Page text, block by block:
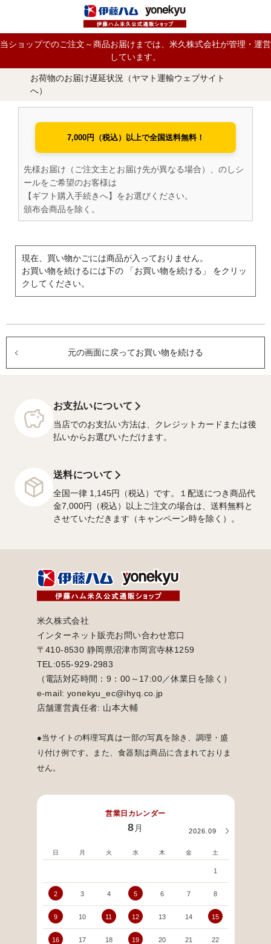
当ショップでのご注文～商品お届けまでは、米久株式会社が管理・運営
しています。
お荷物のお届け遅延状況（ヤマト運輸ウェブサイト
へ）
7,000円（税込）以上で全国送料無料！
先様お届け（ご注文主とお届け先が異なる場合）、のしシ
ールをご希望のお客様は
【ギフト購入手続きへ】をお選びください。
頒布会商品を除く。
現在、買い物かごには商品が入っておりません。
お買い物を続けるには下の 「お買い物を続ける」 をクリッ
クしてください。
元の画面に戻ってお買い物を続ける
お支払いについて
当店でのお支払い方法は、クレジットカードまたは後
払いからお選びいただけます。
送料について
全国一律 1,145円（税込）です。１配送につき商品代
金7,000円（税込）以上ご注文の場合は、送料無料と
させていただきます（キャンペーン時を除く）。
米久株式会社
インターネット販売お問い合わせ窓口
〒410-8530 静岡県沼津市岡宮寺林1259
TEL:055-929-2983
（電話対応時間：9：00～17:00／休業日を除く）
e-mail: yonekyu_ec@ihyq.co.jp
店舗運営責任者: 山本大輔
●当サイトの料理写真は一部の写真を除き、調理・盛
り付け例です。また、食器類は商品に含まれておりま
せん。
営業日カレンダー
8 月 2026.09
日 月 火 水 木 金 土
1
2 3 4 5 6 7 8
9 10 11 12 13 14 15
16 17 18 19 20 21 22